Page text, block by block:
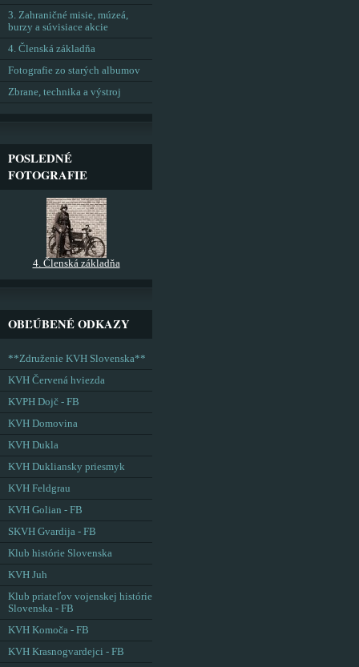
3. Zahraničné misie, múzeá,
burzy a súvisiace akcie
4. Členská základňa
Fotografie zo starých albumov
Zbrane, technika a výstroj
POSLEDNÉ
FOTOGRAFIE
4. Členská základňa
OBĽÚBENÉ ODKAZY
**Združenie KVH Slovenska**
KVH Červená hviezda
KVPH Dojč - FB
KVH Domovina
KVH Dukla
KVH Dukliansky priesmyk
KVH Feldgrau
KVH Golian - FB
SKVH Gvardija - FB
Klub histórie Slovenska
KVH Juh
Klub priateľov vojenskej histórie
Slovenska - FB
KVH Komoča - FB
KVH Krasnogvardejci - FB